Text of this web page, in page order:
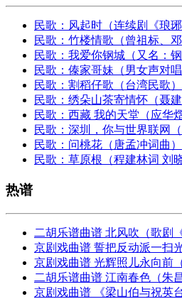
民歌：风起时（连续剧《琅琊
民歌：竹楼情歌（曾祖标、
民歌：我爱你钢城（又名：钢
民歌：傣家哥妹（男女声对唱
民歌：割稻仔歌（台湾民歌）
民歌：绣朵山茶寄情怀（聂
民歌：西藏 我的天堂（应华
民歌：深圳，你与世界联网
民歌：问桃花（唐孟冲词曲）
民歌：草原根（程建林词 刘
热谱
二胡乐谱曲谱 北风吹（歌剧
京剧戏曲谱 誓把反动派一扫
京剧戏曲谱 光辉照儿永向前
二胡乐谱曲谱 江南春色（朱
京剧戏曲谱 《梁山伯与祝英